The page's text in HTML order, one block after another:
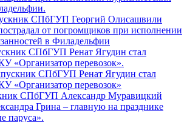
СПбГУП Георгий Олисашвили
от погромщиков при исполнении
в Филадельфии
СПбГУП Ренат Ягудин стал
«Организатор перевозок»